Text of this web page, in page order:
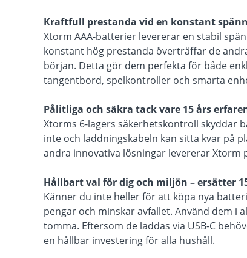
Kraftfull prestanda vid en konstant
Xtorm AAA-batterier levererar en stabil
konstant hög prestanda överträffar de
början. Detta gör dem perfekta för både
tangentbord, spelkontroller och smarta
Pålitliga och säkra tack vare 15 års
Xtorms 6-lagers säkerhetskontroll skyddar
inte och laddningskabeln kan sitta kvar på
andra innovativa lösningar levererar Xtorm
Hållbart val för dig och miljön – ersätter
Känner du inte heller för att köpa nya
pengar och minskar avfallet. Använd dem i
tomma. Eftersom de laddas via USB-C
en hållbar investering för alla hushåll.